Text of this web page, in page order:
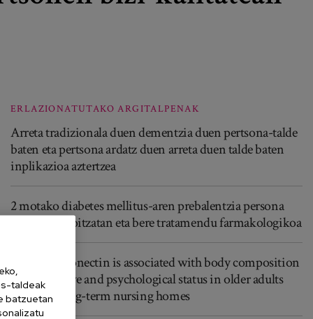
ERLAZIONATUTAKO ARGITALPENAK
Arreta tradizionala duen dementzia duen pertsona-talde
baten eta pertsona ardatz duen arreta duen talde baten
inplikazioa aztertzea
2 motako diabetes mellitus-aren prebalentzia persona
nagusien egoitzatan eta bere tratamendu farmakologikoa
Serum adiponectin is associated with body composition
and cognitive and psychological status in older adults
living in long-term nursing homes
taldeak
batzuetan